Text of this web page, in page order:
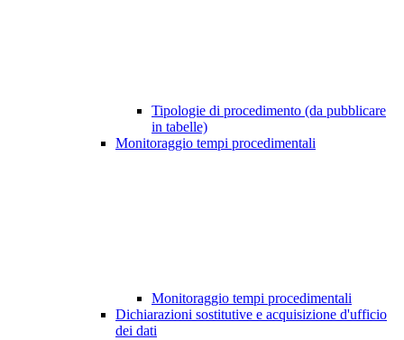
Tipologie di procedimento (da pubblicare
in tabelle)
Monitoraggio tempi procedimentali
Monitoraggio tempi procedimentali
Dichiarazioni sostitutive e acquisizione d'ufficio
dei dati